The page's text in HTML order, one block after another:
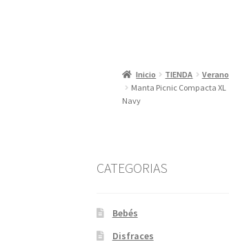
Inicio TIENDA
Verano
Manta Picnic Compacta XL
Navy
CATEGORIAS
Bebés
Disfraces